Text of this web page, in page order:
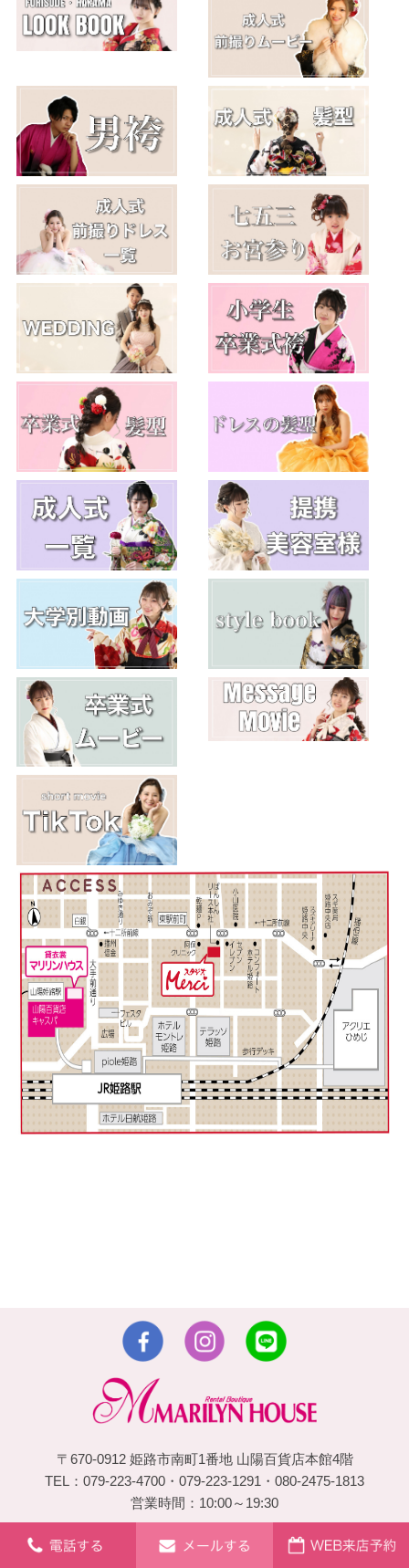
〒670-0912 姫路市南町1番地 山陽百貨店本館4階
TEL：079-223-4700・079-223-1291・080-2475-1813
営業時間：10:00～19:30
© 2026 姫路の振袖 袴 ドレス レンタルは衣装レンタル貸衣装の